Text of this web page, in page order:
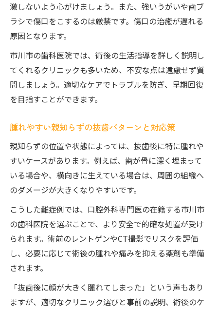
激しないよう心がけましょう。また、強いうがいや歯ブ
ラシで傷口をこするのは厳禁です。傷口の治癒が遅れる
原因となります。
市川市の歯科医院では、術後の生活指導を詳しく説明し
てくれるクリニックも多いため、不安な点は遠慮せず質
問しましょう。適切なケアでトラブルを防ぎ、早期回復
を目指すことができます。
腫れやすい親知らずの抜歯パターンと対応策
親知らずの位置や状態によっては、抜歯後に特に腫れや
すいケースがあります。例えば、歯が骨に深く埋まって
いる場合や、横向きに生えている場合は、周囲の組織へ
のダメージが大きくなりやすいです。
こうした難症例では、口腔外科専門医の在籍する市川市
の歯科医院を選ぶことで、より安全で的確な処置が受け
られます。術前のレントゲンやCT撮影でリスクを評価
し、必要に応じて術後の腫れや痛みを抑える薬剤も準備
されます。
「抜歯後に顔が大きく腫れてしまった」という声もあり
ますが、適切なクリニック選びと事前の説明、術後のケ